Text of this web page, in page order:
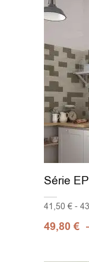
Série
41,50 € -
49,80€